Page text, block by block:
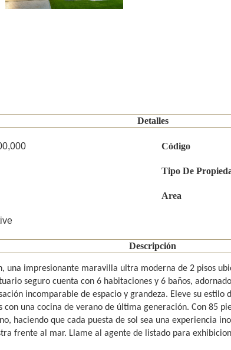
Detalles
Código
Tipo De
Area
Descripción
una impresionante maravilla ultra moderna de 2 pisos
seguro cuenta con 6 habitaciones y 6 baños,
incomparable de espacio y grandeza. Eleve su estilo
una cocina de verano de última generación. Con 85
haciendo que cada puesta de sol sea una experiencia
frente al mar. Llame al agente de listado para